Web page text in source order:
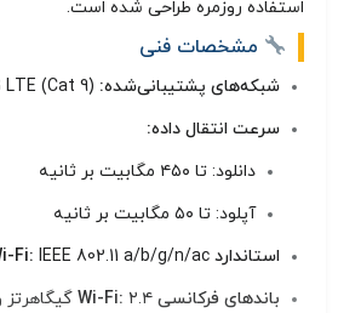
استفاده روزمره طراحی شده است.
مشخصات فنی
شبکه‌های پشتیبانی‌شده: LTE (Cat 9)
سرعت انتقال داده:
دانلود: تا ۴۵۰ مگابیت بر ثانیه
آپلود: تا ۵۰ مگابیت بر ثانیه
استاندارد Wi-Fi: IEEE 802.11 a/b/g/n/ac
باندهای فرکانسی Wi-Fi: